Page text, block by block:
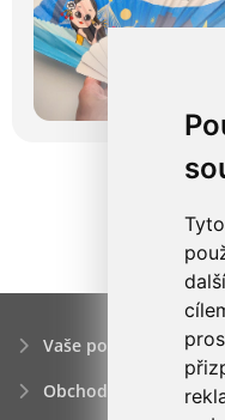
Vaše poptávka
Obchodní podmínky